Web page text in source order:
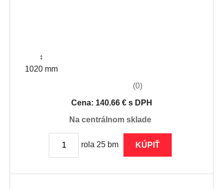
↕
1020 mm
(0)
Cena: 140.66 € s DPH
na centrálnom sklade
rola 25 bm KÚPIŤ